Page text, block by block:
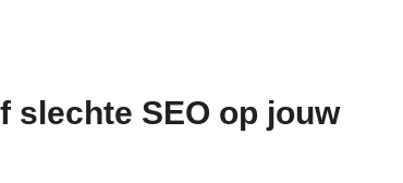
slechte SEO op jouw